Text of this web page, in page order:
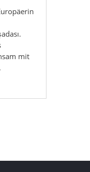
mit